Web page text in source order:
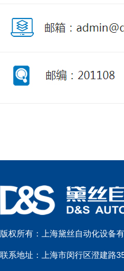
版权所有：上海黛丝自动化设备
联系地址：上海市闵行区澄建路